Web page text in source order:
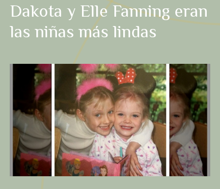
Dakota y Elle Fanning eran
las niñas más lindas